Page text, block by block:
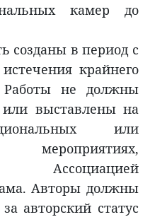
камер до
созданы в период с
крайнего
Работы не должны
выставлены на
или
Ассоциацией
Авторы должны
авторский статус